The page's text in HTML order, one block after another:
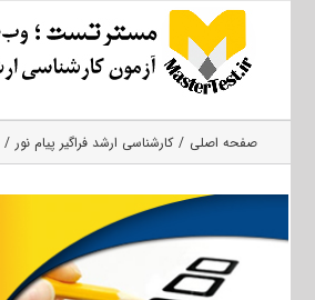
صفحه اصلی کارشناسی ارشد فراگیر پیام نور